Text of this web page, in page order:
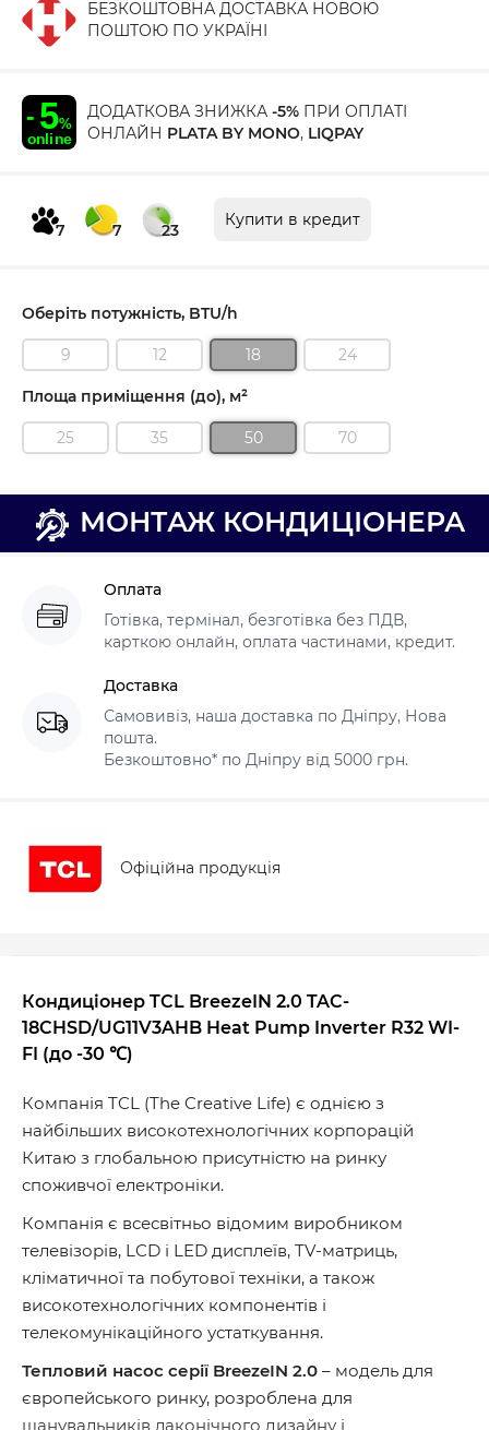
БЕЗКОШТОВНА ДОСТАВКА НОВОЮ
ПОШТОЮ ПО УКРАЇНІ
ДОДАТКОВА ЗНИЖКА -5% ПРИ ОПЛАТІ
ОНЛАЙН PLATA BY MONO, LIQPAY
7 7 23
Купити в кредит
Оберіть потужність, BTU/h
9 12 18 24
Площа приміщення (до), м²
25 35 50 70
МОНТАЖ КОНДИЦІОНЕРА
Оплата
Готівка, термінал, безготівка без ПДВ,
карткою онлайн, оплата частинами, кредит.
Доставка
Самовивіз, наша доставка по Дніпру, Нова
пошта.
Безкоштовно* по Дніпру від 5000 грн.
Офіційна продукція
Кондиціонер TCL BreezeIN 2.0 TAC-
18CHSD/UG11V3AHB Heat Pump Inverter R32 WI-
FI (до -30 ℃)
Компанія TCL (The Creative Life) є однією з
найбільших високотехнологічних корпорацій
Китаю з глобальною присутністю на ринку
споживчої електроніки.
Компанія є всесвітньо відомим виробником
телевізорів, LCD і LED дисплеїв, TV-матриць,
кліматичної та побутової техніки, а також
високотехнологічних компонентів і
телекомунікаційного устаткування.
Тепловий насос серії BreezeIN 2.0 – модель для
європейського ринку, розроблена для
шанувальників лаконічного дизайну і